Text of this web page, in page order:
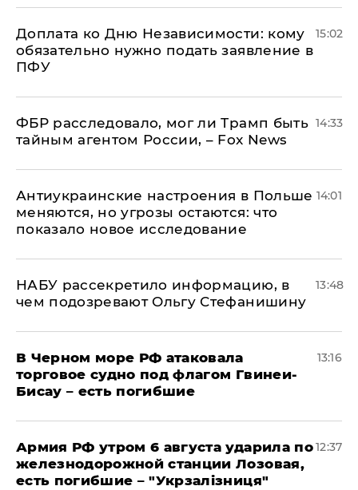
Доплата ко Дню Независимости: кому
обязательно нужно подать заявление в
ПФУ
15:02
ФБР расследовало, мог ли Трамп быть
тайным агентом России, – Fox News
14:33
Антиукраинские настроения в Польше
меняются, но угрозы остаются: что
показало новое исследование
14:01
НАБУ рассекретило информацию, в
чем подозревают Ольгу Стефанишину
13:48
В Черном море РФ атаковала
торговое судно под флагом Гвинеи-
Бисау – есть погибшие
13:16
Армия РФ утром 6 августа ударила по
железнодорожной станции Лозовая,
есть погибшие – "Укрзалізниця"
12:37